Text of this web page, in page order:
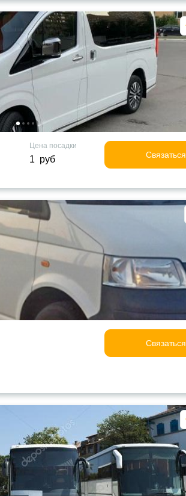
Цена посадки
1 руб Связаться
Связаться